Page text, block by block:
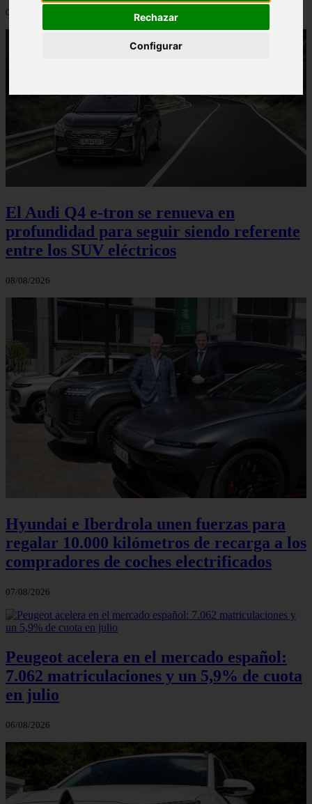
Rechazar
Configurar
08/08/2026
El Audi Q4 e-tron se renueva en
profundidad para seguir siendo referente
entre los SUV eléctricos
08/08/2026
Hyundai e Iberdrola unen fuerzas para
regalar 10.000 kilómetros de recarga a los
compradores de coches electrificados
07/08/2026
Peugeot acelera en el mercado español:
7.062 matriculaciones y un 5,9% de cuota
en julio
06/08/2026